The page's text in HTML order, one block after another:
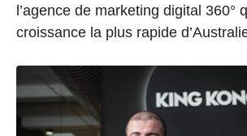
l’agence de marketing digital 360°
croissance la plus rapide